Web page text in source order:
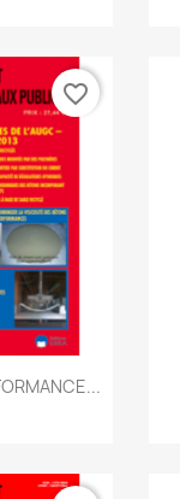
favorite_border